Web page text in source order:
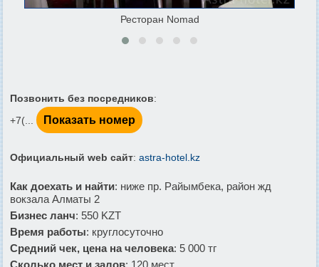
Ресторан Nomad
Позвонить без посредников:
+7(...
Показать номер
Официальный web сайт: astra-hotel.kz
Как доехать и найти: ниже пр. Райымбека, район жд
вокзала Алматы 2
Бизнес ланч: 550 KZT
Время работы: круглосуточно
Средний чек, цена на человека: 5 000 тг